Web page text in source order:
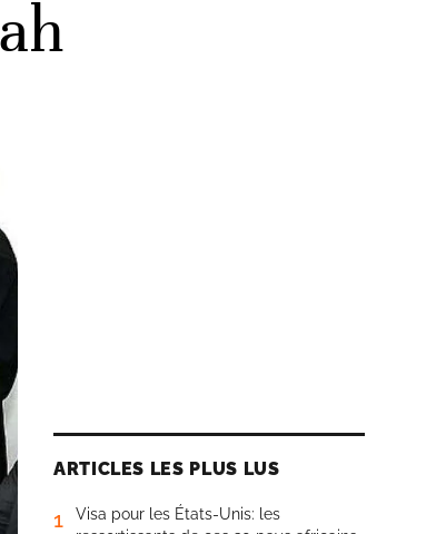
ARTICLES LES PLUS LUS
1
Visa pour les États-Unis: les